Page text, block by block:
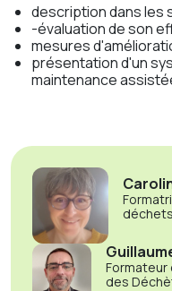
description dans les
-évaluation de son
mesures
présentation d'un
maintenance
Formateur
des